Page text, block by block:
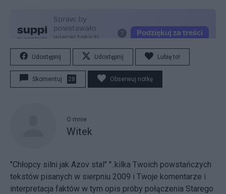
Udostępnij Udostępnij Lubię to!
Skomentuj 28 Obserwuj notkę
O mnie
Witek
"Chłopcy silni jak Azov stal" "..kilka Twoich powstańczych
tekstów pisanych w sierpniu 2009 i Twoje komentarze i
interpretacja faktów w tym opis próby połączenia Starego